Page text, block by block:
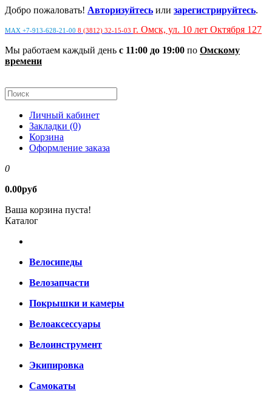
Добро пожаловать! Авторизуйтесь или зарегистрируйтесь.
MAX +7-913-628-21-00 8 (3812) 32-15-03 г. Омск, ул. 10 лет Октября 127
Мы работаем каждый день с 11:00 до 19:00 по Омскому
времени
Личный кабинет
Закладки (0)
Корзина
Оформление заказа
0
0.00руб
Ваша корзина пуста!
Каталог
Велосипеды
Велозапчасти
Покрышки и камеры
Велоаксессуары
Велоинструмент
Экипировка
Самокаты